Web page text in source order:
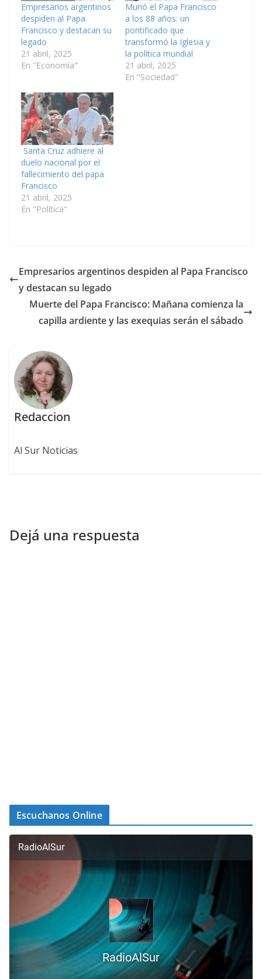
Empresarios argentinos
despiden al Papa
Francisco y destacan su
legado
21 abril, 2025
En "Economía"
Murió el Papa Francisco
a los 88 años: un
pontificado que
transformó la Iglesia y
la política mundial
21 abril, 2025
En "Sociedad"
Santa Cruz adhiere al
duelo nacional por el
fallecimiento del papa
Francisco
21 abril, 2025
En "Política"
Empresarios argentinos despiden al Papa Francisco
y destacan su legado
Muerte del Papa Francisco: Mañana comienza la
capilla ardiente y las exequias serán el sábado
Redaccion
Al Sur Noticias
Dejá una respuesta
Escuchanos Online